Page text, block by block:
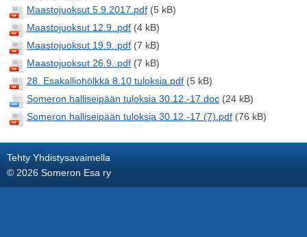
Maastojuoksut 5.9.2017.pdf (5 kB)
Maastojuoksut 12.9..pdf (4 kB)
Maastojuoksut 19.9..pdf (7 kB)
Maastojuoksut 26.9..pdf (7 kB)
28. Esakalliohölkkä 8.10 tuloksia.pdf (5 kB)
Someron halliseipään tuloksia 30.12.-17.doc (24 kB)
Someron halliseipään tuloksia 30.12.-17 (7).pdf (76 kB)
Tehty Yhdistysavaimella
© 2026 Someron Esa ry